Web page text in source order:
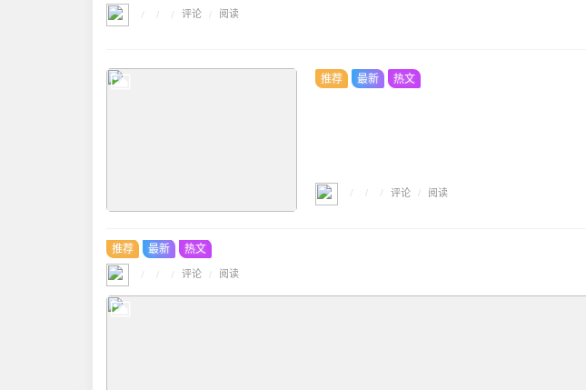
/ / / 评论 / 阅读
推荐 最新 热文
/ / / 评论 / 阅读
推荐 最新 热文
/ / / 评论 / 阅读